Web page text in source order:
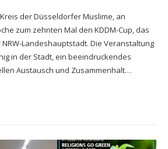
der Düsseldorfer Muslime, an
zum zehnten Mal den KDDM-Cup, das
Landeshauptstadt. Die Veranstaltung
in der Stadt, ein beeindruckendes
Austausch und Zusammenhalt…